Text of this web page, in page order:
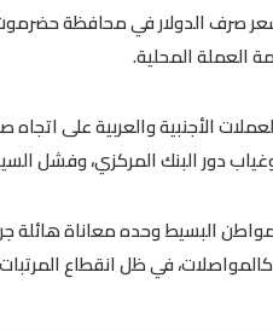
العملة المحلية.
الأجنبية والعربية على
دور البنك المركزي، وفشل
البسيط وحده معاناة هائلة
في ظل انقطاع